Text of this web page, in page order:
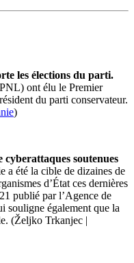
les élections du parti.
ont élu le Premier
du parti conservateur.
)
soutenues
a été la cible de dizaines de
d’État ces dernières
publié par l’Agence de
souligne également que la
(Željko Trkanjec |